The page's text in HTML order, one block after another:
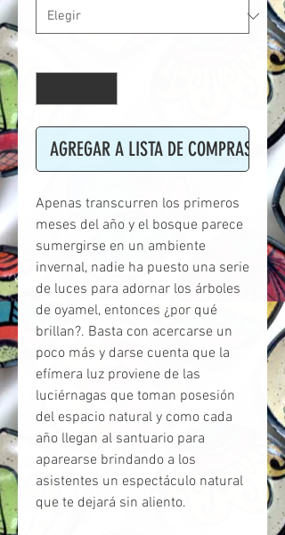
AGREGAR A LISTA DE COMPRAS
Apenas transcurren los primeros
meses del año y el bosque parece
sumergirse en un ambiente
invernal, nadie ha puesto una serie
de luces para adornar los árboles
de oyamel, entonces ¿por qué
brillan?. Basta con acercarse un
poco más y darse cuenta que la
efímera luz proviene de las
luciérnagas que toman posesión
del espacio natural y como cada
año llegan al santuario para
aparearse brindando a los
asistentes un espectáculo natural
que te dejará sin aliento.